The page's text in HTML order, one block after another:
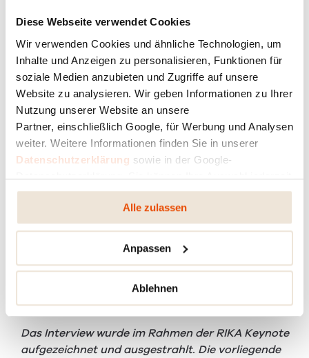
Diese Webseite verwendet Cookies
Wir verwenden Cookies und ähnliche Technologien, um
Inhalte und Anzeigen zu personalisieren, Funktionen für
soziale Medien anzubieten und Zugriffe auf unsere
Website zu analysieren. Wir geben Informationen zu Ihrer
Nutzung unserer Website an unsere
Partner, einschließlich Google, für Werbung und Analysen
weiter. Weitere Informationen finden Sie in unserer
Datenschutzerklärung sowie in der Google-
Datenschutzerklärung. Sie können Ihre Auswahl jederzeit
ändern oder widerrufen.
Alle zulassen
Anpassen
Ablehnen
RIKA: Sie wirken beide sehr stark in der
Technologie und deren stetige Weiterentwicklung
– ist das etwas, das Sie beide besonders
verbindet?
K.P. Riener:Auf jeden Fall. Technologie in
Verbindung mit Design ist uns beiden sehr wichtig.
Das Ganze ist ja ein sehr spannendes
Handlungsfeld und es befindet sich in stetiger
Weiterentwicklung. Es ist immer wieder sehr schön
und spannend, ein
auf den Markt zu bringen. Die Resonanz vom Markt
und die dadurch entstehende Dynamik geben uns
dann sehr oft den Anstoß für weitere Ideen und
Entwicklungen.
HERZLICHEN DANK!
Das Interview wurde im Rahmen der RIKA Keynote
aufgezeichnet und ausgestrahlt. Die vorliegende